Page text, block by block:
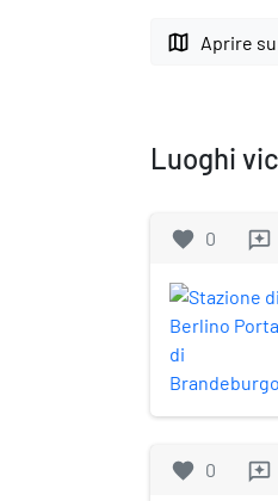
map Aprire
Luoghi
favorite 0 reviews
favorite 0 reviews